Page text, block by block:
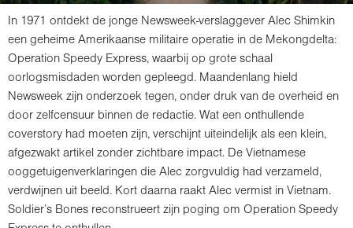
In 1971 ontdekt de jonge Newsweek-verslaggever Alec Shimkin
een geheime Amerikaanse militaire operatie in de Mekongdelta:
Operation Speedy Express, waarbij op grote schaal
oorlogsmisdaden worden gepleegd. Maandenlang hield
Newsweek zijn onderzoek tegen, onder druk van de overheid en
door zelfcensuur binnen de redactie. Wat een onthullende
coverstory had moeten zijn, verschijnt uiteindelijk als een klein,
afgezwakt artikel zonder zichtbare impact. De Vietnamese
ooggetuigenverklaringen die Alec zorgvuldig had verzameld,
verdwijnen uit beeld. Kort daarna raakt Alec vermist in Vietnam.
Soldier’s Bones reconstrueert zijn poging om Operation Speedy